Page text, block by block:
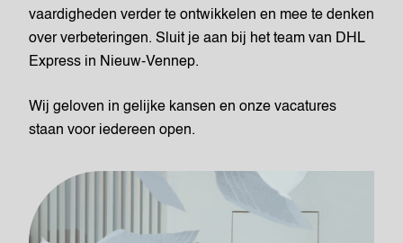
vaardigheden verder te ontwikkelen en mee te denken
over verbeteringen. Sluit je aan bij het team van DHL
Express in Nieuw-Vennep.
Wij geloven in gelijke kansen en onze vacatures
staan voor iedereen open.